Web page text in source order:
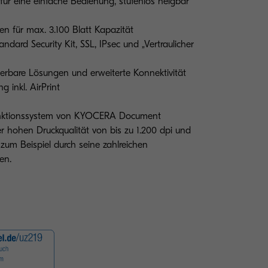
für max. 3.100 Blatt Kapazität
Security Kit, SSL, IPsec und „Vertraulicher
Lösungen und erweiterte Konnektivität
inkl. AirPrint
von KYOCERA Document
hohen Druckqualität von bis zu 1.200 dpi und
Beispiel durch seine zahlreichen